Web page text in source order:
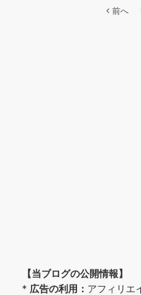
前へ
【当ブログの公開情報】
* 広告の利用： アフィリエ